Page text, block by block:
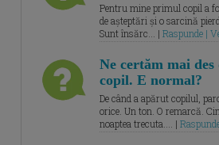
Pentru mine primul copil a
de așteptări și o sarcină
Sunt însărc... | Raspunde |
Ne certăm mai des
copil. E normal?
De când a apărut copilul,
orice. Un ton. O remarcă.
noaptea trecuta.... |